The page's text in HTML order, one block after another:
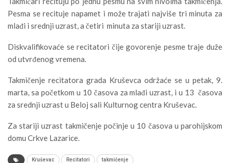
Pesma se recituje napamet i može trajati najviše tri minuta za
mlađi i srednji uzrast, a četiri minuta za stariji uzrast.
Diskvalifikovaće se recitatori čije govorenje pesme traje duže
od utvrđenog vremena.
Takmičenje recitatora grada Kruševca održaće se u petak, 9.
marta, sa početkom u 10 časova za mlađi uzrast, i u 13 časova
za srednji uzrast u Beloj sali Kulturnog centra Kruševac.
Za stariji uzrast takmičenje počinje u 10 časova u parohijskom
domu Crkve Lazarice.
Kruševac Recitatori takmičenje